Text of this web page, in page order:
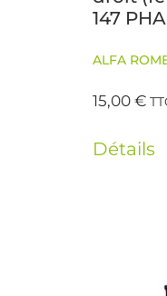
147
ALFA
15,00€
Détails